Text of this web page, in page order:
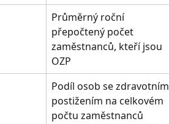
Průměrný roční
přepočtený počet
zaměstnanců, kteří jsou
OZP
Podíl osob se zdravotním
postižením na celkovém
počtu zaměstnanců